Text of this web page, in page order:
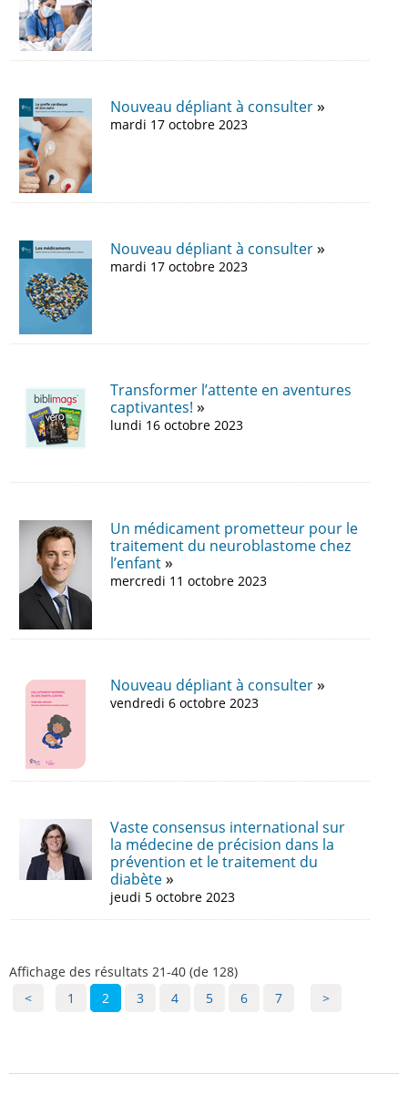
Nouveau dépliant à consulter
mardi 17 octobre 2023
Nouveau dépliant à consulter
mardi 17 octobre 2023
Transformer l’attente en aventures
captivantes!
lundi 16 octobre 2023
Un médicament prometteur pour le
traitement du neuroblastome chez
l’enfant
mercredi 11 octobre 2023
Nouveau dépliant à consulter
vendredi 6 octobre 2023
Vaste consensus international sur
la médecine de précision dans la
prévention et le traitement du
diabète
jeudi 5 octobre 2023
Affichage des résultats 21-40 (de 128)
<
1 2 3 4 5 6 7 >